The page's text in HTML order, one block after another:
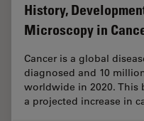
History,
Microscopy in
Cancer is a global
diagnosed and 10
worldwide in 2020. This
a projected increase in